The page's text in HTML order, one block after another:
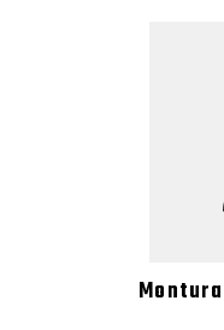
Montura